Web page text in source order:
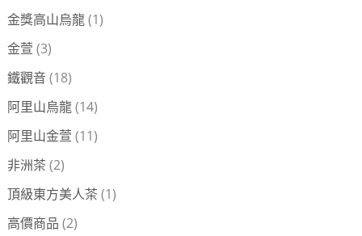
金獎高山烏龍(1)
金萱 (3)
鐵觀音 (18)
阿里山烏龍(14)
阿里山金萱 (11)
非洲茶 (2)
頂級東方美人茶 (1)
高價商品 (2)